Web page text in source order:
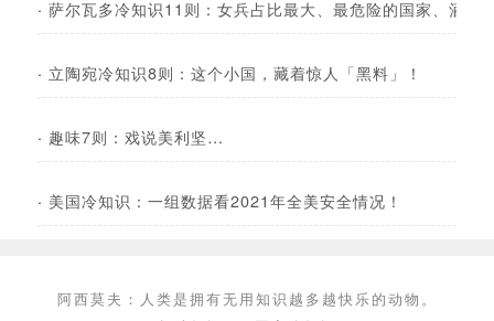
· 萨尔瓦多冷知识11则：女兵占比最大、最危险的国家、酒驾
· 立陶宛冷知识8则：这个小国，藏着惊人「黑料」！
· 趣味7则：戏说美利坚…
· 美国冷知识：一组数据看2021年全美安全情况！
阿西莫夫：人类是拥有无用知识越多越快乐的动物。